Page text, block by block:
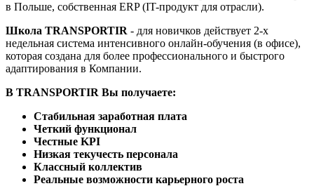
в Польше, собственная ERP (IT-продукт для отрасли).
Школа TRANSPORTIR - для новичков действует 2-х
недельная система интенсивного онлайн-обучения (в офисе),
которая создана для более профессионального и быстрого
адаптирования в Компании.
В TRANSPORTIR Вы получаете:
Стабильная заработная плата
Четкий функционал
Честные KPI
Низкая текучесть персонала
Классный коллектив
Реальные возможности карьерного роста